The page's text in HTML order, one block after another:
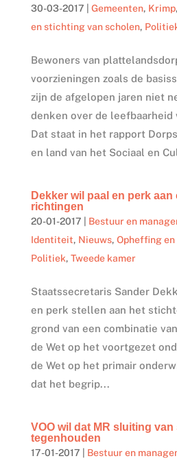
30-03-2017 Gemeenten, Krimp,
en stichting van scholen,
Bewoners van
voorzieningen zoals de
zijn de afgelopen jaren niet
denken over de leefbaarheid
Dat staat in het rapport
en land van het Sociaal en
Dekker wil paal en perk
richtingen
20-01-2017 Bestuur en
Identiteit, Nieuws, Opheffing
Politiek, Tweede kamer
Staatssecretaris Sander
en perk stellen aan het
grond van een combinatie
de Wet op het voortgezet
de Wet op het primair
dat het begrip...
VOO wil dat MR sluiting
tegenhouden
17-01-2017 Bestuur en